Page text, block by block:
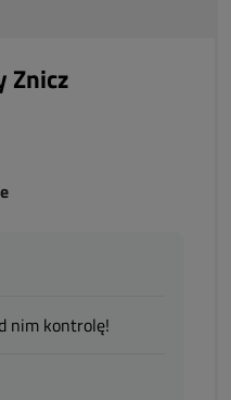
Znicz
nim kontrolę!